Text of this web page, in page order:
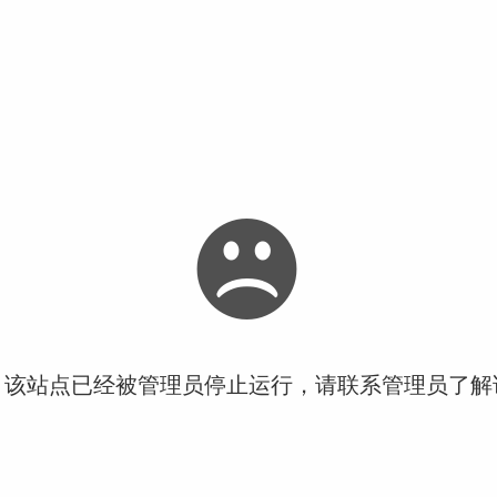
站点已经被管理员停止运行，请联系管理员了